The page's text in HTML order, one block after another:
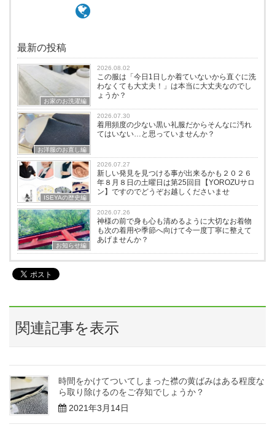
最新の投稿
お家のお洗濯編
2026.08.02
この服は「今日1日しか着ていないから直ぐに洗
わなくても大丈夫！」は本当に大丈夫なのでし
ょうか？
お洋服のお直し編
2026.07.30
着用頻度の少ない黒い礼服だからそんなに汚れ
てはいない…と思っていませんか？
ISEYAの歴史編
2026.07.27
新しい発見を見つける事が出来るかも２０２６
年８月８日の土曜日は第25回目【YOROZUサロ
ン】ですのでどうぞお越しくださいませ
お知らせ編
2026.07.26
神様の前で身も心も清めるように大切なお着物
も次の着用や季節へ向けて今一度丁寧に整えて
あげませんか？
関連記事を表示
時間をかけてついてしまった襟の黄ばみはある程度な
ら取り除けるのをご存知でしょうか？
2021年3月14日